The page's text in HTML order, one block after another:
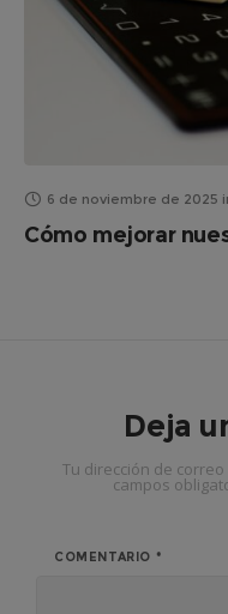
6 de noviembre de 2025
Cómo mejorar
Deja
Tu dirección de
campos
COMENTARIO *